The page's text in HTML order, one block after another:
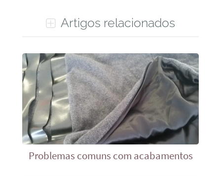
Artigos relacionados
Problemas comuns com acabamentos